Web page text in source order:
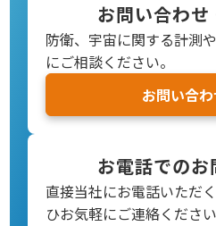
お問い合わせ
防衛、宇宙に関する計測
にご相談ください。
お問い合
お電話でのお
直接当社にお電話いただ
ひお気軽にご連絡ください